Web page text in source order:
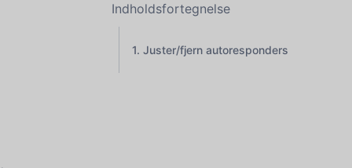
Indholdsfortegnelse
Juster/fjern autoresponders